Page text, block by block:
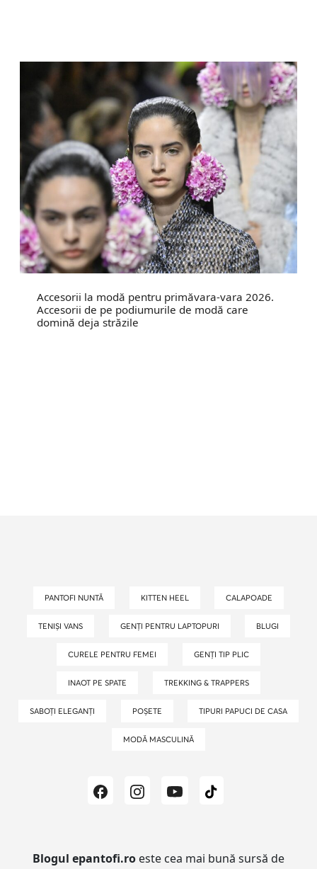
Accesorii la modă pentru primăvara-vara 2026.
Accesorii de pe podiumurile de modă care
domină deja străzile
PANTOFI NUNTĂ KITTEN HEEL CALAPOADE
TENIȘI VANS GENȚI PENTRU LAPTOPURI BLUGI
CURELE PENTRU FEMEI GENȚI TIP PLIC
INAOT PE SPATE TREKKING & TRAPPERS
SABOȚI ELEGANȚI POȘETE TIPURI PAPUCI DE CASA
MODĂ MASCULINĂ
Blogul epantofi.ro este cea mai bună sursă de